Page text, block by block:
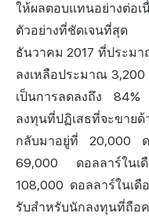
ให้ผลตอบแทนอย่างต่อเ
ตัวอย่างที่ชัดเจนที่สุด
ธันวาคม 2017 ที่ประมา
ลงเหลือประมาณ
เป็นการลดลงถึง
ลงทุนที่ปฏิเสธที่จะขา
กลับมาอยู่ที่ 20,000
69,000 ดอลลาร์ใน
108,000 ดอลลาร์ในเ
รับสำหรับนักลงทุนที่ถือ